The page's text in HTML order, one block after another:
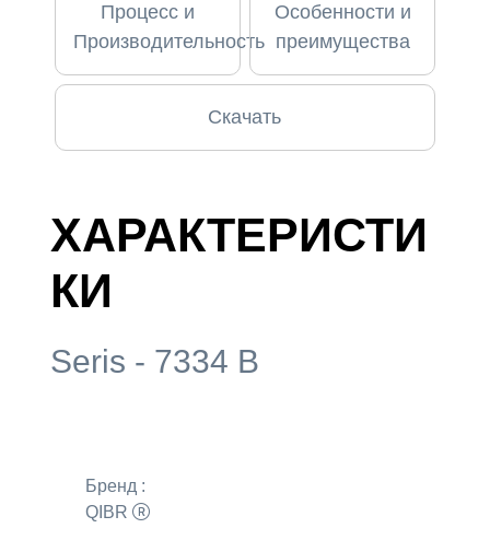
Процесс и
Производительность
Особенности и
преимущества
Скачать
ХАРАКТЕРИСТИ
КИ
Seris - 7334 B
Бренд :
QIBR